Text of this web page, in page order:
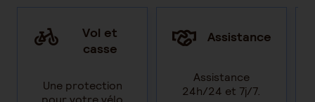
Vol et
casse
Une protection
Assistance
Assistance
24h/24 et 7j/7.